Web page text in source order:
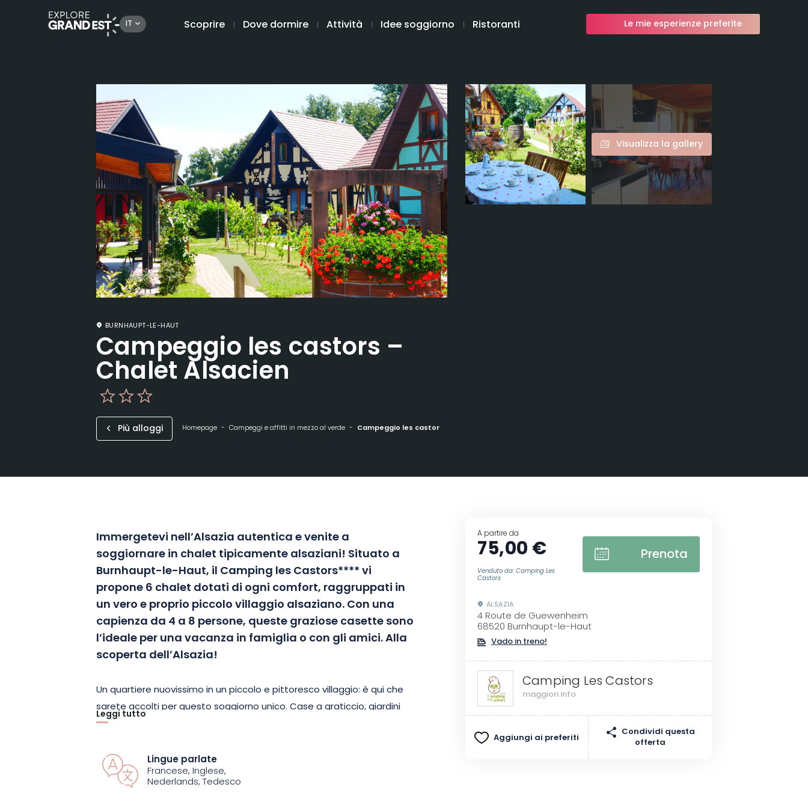
IT Scoprire Dove dormire Attività Idee soggiorno Ristoranti Le mie esperienze preferite
Visualizza la gallery
BURNHAUPT-LE-HAUT
Campeggio les castors –
Chalet Alsacien
Più alloggi Homepage Campeggi e affitti in mezzo al verde Campeggio les castors - Chalet Alsacien
Immergetevi nell’Alsazia autentica e venite a
soggiornare in chalet tipicamente alsaziani! Situato a
Burnhaupt-le-Haut, il Camping lesCastors****vi
propone 6 chalet dotati di ogni comfort, raggruppati in
un vero e proprio piccolo villaggio alsaziano.Con una
capienza da 4 a 8 persone, queste graziose casette sono
l’ideale per una vacanza in famiglia o con gli amici.Alla
scoperta dell’Alsazia!
Un quartiere nuovissimo in un piccolo e pittoresco villaggio: è qui che
sarete accolti per questo soggiorno unico. Case a graticcio, giardini
fioriti, pozzi in arenaria rosa dei Vosgi.
Saverne
Eguisheim ,Altkirch
tra i 6 chalet alsaziani disponibili in loco.
nella dolce atmosfera dell’Alsazia, tra travi a vista, credenze
Leggi tutto
Lingue parlate
Francese, Inglese,
Nederlands, Tedesco
A partire da
75,00 €
Venduto da: Camping Les
Castors
Prenota
ALSAZIA
4 Route de Guewenheim
68520 Burnhaupt-le-Haut
Vado in treno!
Camping Les Castors
maggiori info
Aggiungi ai preferiti
Condividi questa
offerta